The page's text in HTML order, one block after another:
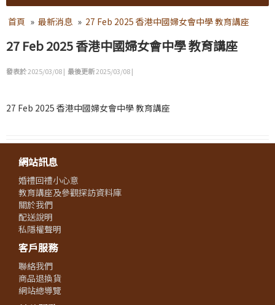
首頁 » 最新消息 » 27 Feb 2025 香港中國婦女會中學 教育講座
27 Feb 2025 香港中國婦女會中學 教育講座
發表於2025/03/08 | 最後更新2025/03/08 |
27 Feb 2025 香港中國婦女會中學 教育講座
網站訊息
婚禮回禮小心意
教育講座及參觀探訪資料庫
關於我們
配送說明
私隱權聲明
客戶服務
聯絡我們
商品退換貨
網站總導覽